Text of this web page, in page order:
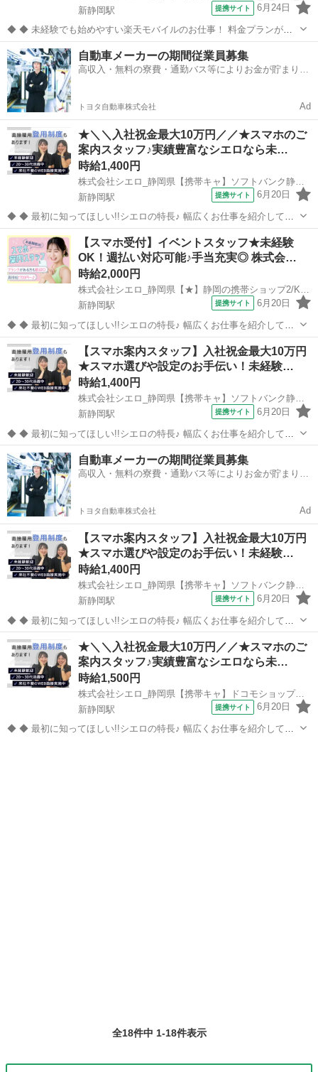
新静岡駅
提携サイト 6月24日
◆ ◆ 未経験でも始めやすい楽天モバイルのお仕事！ 料金プランがシ
ンプルなので、スマホ販売が初めての方でも覚えやすいのがポイント♪
最初はお客様へのお声がけや受付、カンタンなご案内からスタート！
慣れてきたら、プランや...
静岡 静岡市 新静岡駅 携帯ショップ
自動車メーカーの期間従業員募集
高収入・無料の寮費・通勤バス等によりお金が貯まりや
トヨタ自動車株式会社 Ad
★＼＼入社祝金最大10万円／／★スマホのご
案内スタッフ♪実績豊富なシエロなら未…
時給1,400円
株式会社シエロ_静岡県【携帯キャ】ソフトバンク静岡/AF5(1)
新静岡駅
提携サイト 6月20日
◆ ◆ 最初に知ってほしい!!シエロの特長♪ 幅広くお仕事を紹介してい
る当社！ 専任のコーディネーターがあなたの希望をしっかりお伺いし
てお仕事探しに丁寧に向き合います！ ＼入社祝い金最大10万円＋週払
い制度あり♪／ 高...
静岡 静岡市 新静岡駅 携帯ショップ
【スマホ受付】イベントスタッフ★未経験
OK！週払い対応可能♪手当充実◎ 株式会…
時給2,000円
株式会社シエロ_静岡県【★】静岡の携帯ショップ2/KB6
新静岡駅
提携サイト 6月20日
◆ ◆ 最初に知ってほしい!!シエロの特長♪ 幅広くお仕事を紹介してい
る当社！ 専任のコーディネーターがあなたの希望をしっかりお伺いし
て、お仕事探しに丁寧に向き合います！ ＼＼うれしい高収入×週払い♪
／／ 高収入でしっか...
静岡 新静岡駅 携帯ショップ
【スマホ案内スタッフ】入社祝金最大10万円
★スマホ選びや設定のお手伝い！未経験…
時給1,400円
株式会社シエロ_静岡県【携帯キャ】ソフトバンク静岡/AF5(1)
新静岡駅
提携サイト 6月20日
◆ ◆ 最初に知ってほしい!!シエロの特長♪ 幅広くお仕事を紹介してい
る当社！ 専任のコーディネーターがあなたの希望をしっかりお伺いし
てお仕事探しに丁寧に向き合います！ ＼入社祝い金最大10万円＋週払
い制度あり♪／ 高...
静岡 静岡市 新静岡駅 携帯ショップ
自動車メーカーの期間従業員募集
高収入・無料の寮費・通勤バス等によりお金が貯まりや
トヨタ自動車株式会社 Ad
【スマホ案内スタッフ】入社祝金最大10万円
★スマホ選びや設定のお手伝い！未経験…
時給1,400円
株式会社シエロ_静岡県【携帯キャ】ソフトバンク静岡/AF5(1)
新静岡駅
提携サイト 6月20日
◆ ◆ 最初に知ってほしい!!シエロの特長♪ 幅広くお仕事を紹介してい
る当社！ 専任のコーディネーターがあなたの希望をしっかりお伺いし
てお仕事探しに丁寧に向き合います！ ＼入社祝い金最大10万円＋週払
い制度あり♪／ 高...
静岡 新静岡駅 携帯ショップ
★＼＼入社祝金最大10万円／／★スマホのご
案内スタッフ♪実績豊富なシエロなら未…
時給1,500円
株式会社シエロ_静岡県【携帯キャ】ドコモショップ静岡安東店/AF5
新静岡駅
提携サイト 6月20日
◆ ◆ 最初に知ってほしい!!シエロの特長♪ 幅広くお仕事を紹介してい
全18件中 1-18件表示